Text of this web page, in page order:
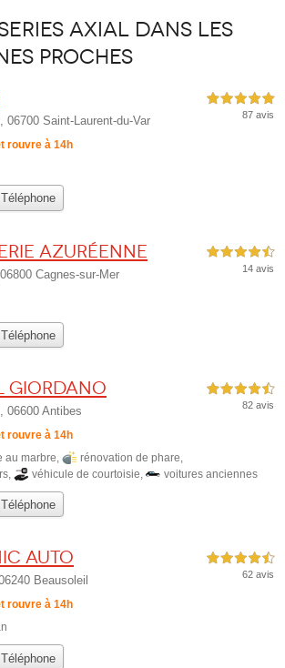
Axial dans les
proches
06700 Saint-Laurent-du-Var
rouvre à 14h
5,0 étoiles sur 5
87 avis
Téléphone
Azuréenne
Cagnes-sur-Mer
4,5 étoiles sur 5
14 avis
Téléphone
Giordano
06600 Antibes
rouvre à 14h
4,5 étoiles sur 5
82 avis
au marbre, rénovation de phare,
, véhicule de courtoisie, voitures anciennes
Téléphone
Auto
Beausoleil
rouvre à 14h
4,5 étoiles sur 5
62 avis
Téléphone